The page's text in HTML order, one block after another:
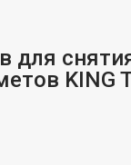
для
KING